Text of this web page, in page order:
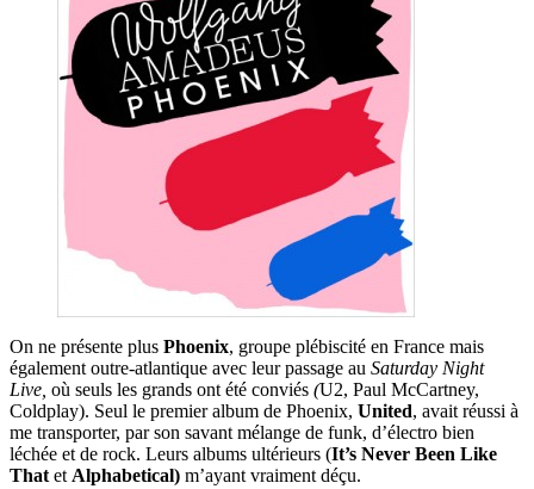
On ne présente plus Phoenix, groupe plébiscité en France mais
également outre-atlantique avec leur passage au Saturday Night
Live, où seuls les grands ont été conviés (U2, Paul McCartney,
Coldplay). Seul le premier album de Phoenix, United, avait réussi à
me transporter, par son savant mélange de funk, d’électro bien
léchée et de rock. Leurs albums ultérieurs (It’s Never Been Like
That et Alphabetical) m’ayant vraiment déçu.